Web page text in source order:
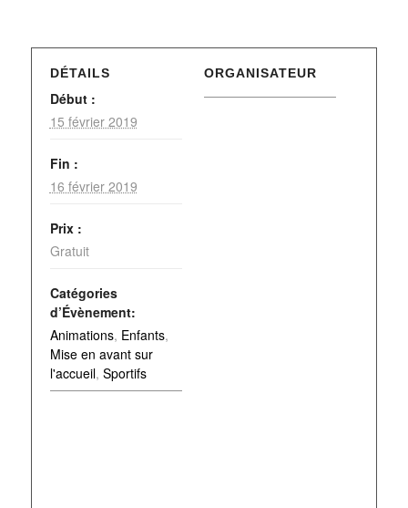
DÉTAILS
Début :
15 février 2019
Fin :
16 février 2019
Prix :
Gratuit
Catégories
d’Évènement:
Animations, Enfants,
Mise en avant sur
l'accueil, Sportifs
ORGANISATEUR